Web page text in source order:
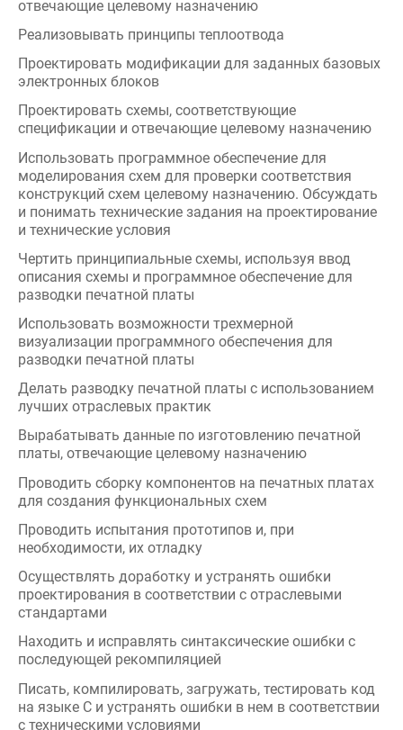
спецификации и отвечающие целевому назначению
Использовать программное обеспечение для
моделирования схем для проверки соответствия
конструкций схем целевому назначению. Обсуждать
и технические условия
описания схемы и программное обеспечение для
разводки печатной платы
Использовать возможности трехмерной
визуализации программного обеспечения для
разводки печатной платы
Делать разводку печатной платы с использованием
лучших отраслевых практик
Вырабатывать данные по изготовлению печатной
платы, отвечающие целевому назначению
Проводить сборку компонентов на печатных платах
для создания функциональных схем
Проводить испытания прототипов и, при
необходимости, их отладку
Осуществлять доработку и устранять ошибки
стандартами
последующей рекомпиляцией
на языке С и устранять ошибки в нем в соответствии
с техническими условиями
возможности языка С
Составлять функции для решения определенной
задачи